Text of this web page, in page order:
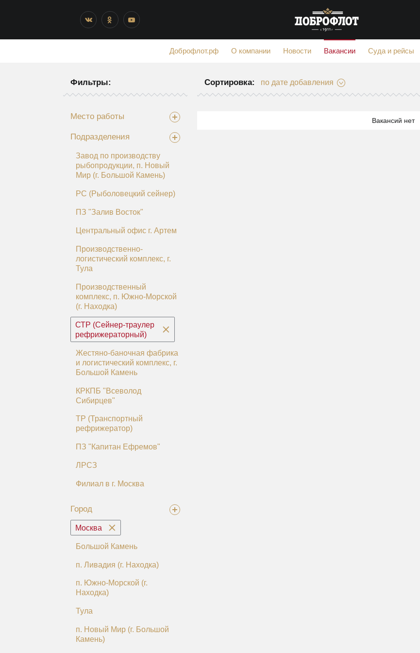
Доброфлот.рф О компании Новости Вакансии Суда и рейсы
Фильтры:
Место работы
Подразделения
Завод по производству
рыбопродукции, п. Новый
Мир (г. Большой Камень)
РС (Рыболовецкий сейнер)
ПЗ "Залив Восток"
Центральный офис г. Артем
Производственно-
логистический комплекс, г.
Тула
Производственный
комплекс, п. Южно-Морской
(г. Находка)
СТР (Сейнер-траулер
рефрижераторный)
Жестяно-баночная фабрика
и логистический комплекс, г.
Большой Камень
КРКПБ "Всеволод
Сибирцев"
ТР (Транспортный
рефрижератор)
ПЗ "Капитан Ефремов"
ЛРСЗ
Филиал в г. Москва
Город
Москва
Большой Камень
п. Ливадия (г. Находка)
п. Южно-Морской (г.
Находка)
Тула
п. Новый Мир (г. Большой
Камень)
Сортировка: по дате добавления
Вакансий нет